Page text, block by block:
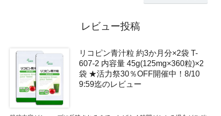
レビュー投稿
リコピン青汁粒 約3か月分×2袋 T-
607-2 内容量 45g(125mg×360粒)×2
袋 ★活力祭30％OFF開催中！8/10
9:59迄のレビュー